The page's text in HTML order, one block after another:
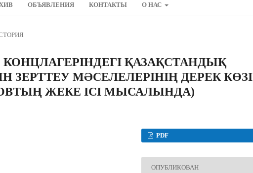
ОБЪЯВЛЕНИЯ КОНТАКТЫ О НАС
ҚАЗАҚСТАНДЫҚ
МӘСЕЛЕЛЕРІНІҢ ДЕРЕК КӨЗІ
ЖЕКЕ ІСІ МЫСАЛЫНДА)
PDF
ОПУБЛИКОВАН